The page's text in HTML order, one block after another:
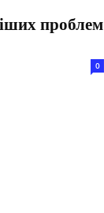
проблем
0